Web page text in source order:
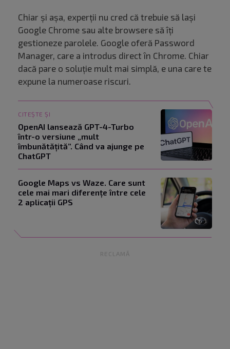
Chiar și așa, experții nu cred că trebuie să lași
Google Chrome sau alte browsere să îți
gestioneze parolele. Google oferă Password
Manager, care a introdus direct în Chrome. Chiar
dacă pare o soluție mult mai simplă, e una care te
expune la numeroase riscuri.
CITEȘTE ȘI
OpenAI lansează GPT-4-Turbo
într-o versiune „mult
îmbunătățită”. Când va ajunge pe
ChatGPT
Google Maps vs Waze. Care sunt
cele mai mari diferențe între cele
2 aplicații GPS
RECLAMĂ